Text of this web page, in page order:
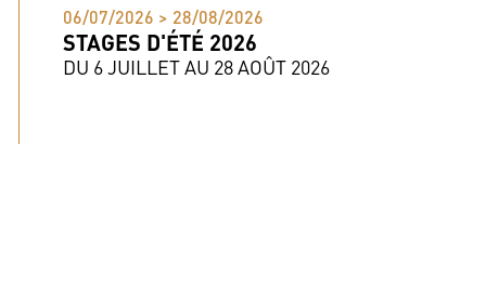
06/07/2026 > 28/08/2026
STAGES D'ÉTÉ 2026
DU 6 JUILLET AU 28 AOÛT 2026